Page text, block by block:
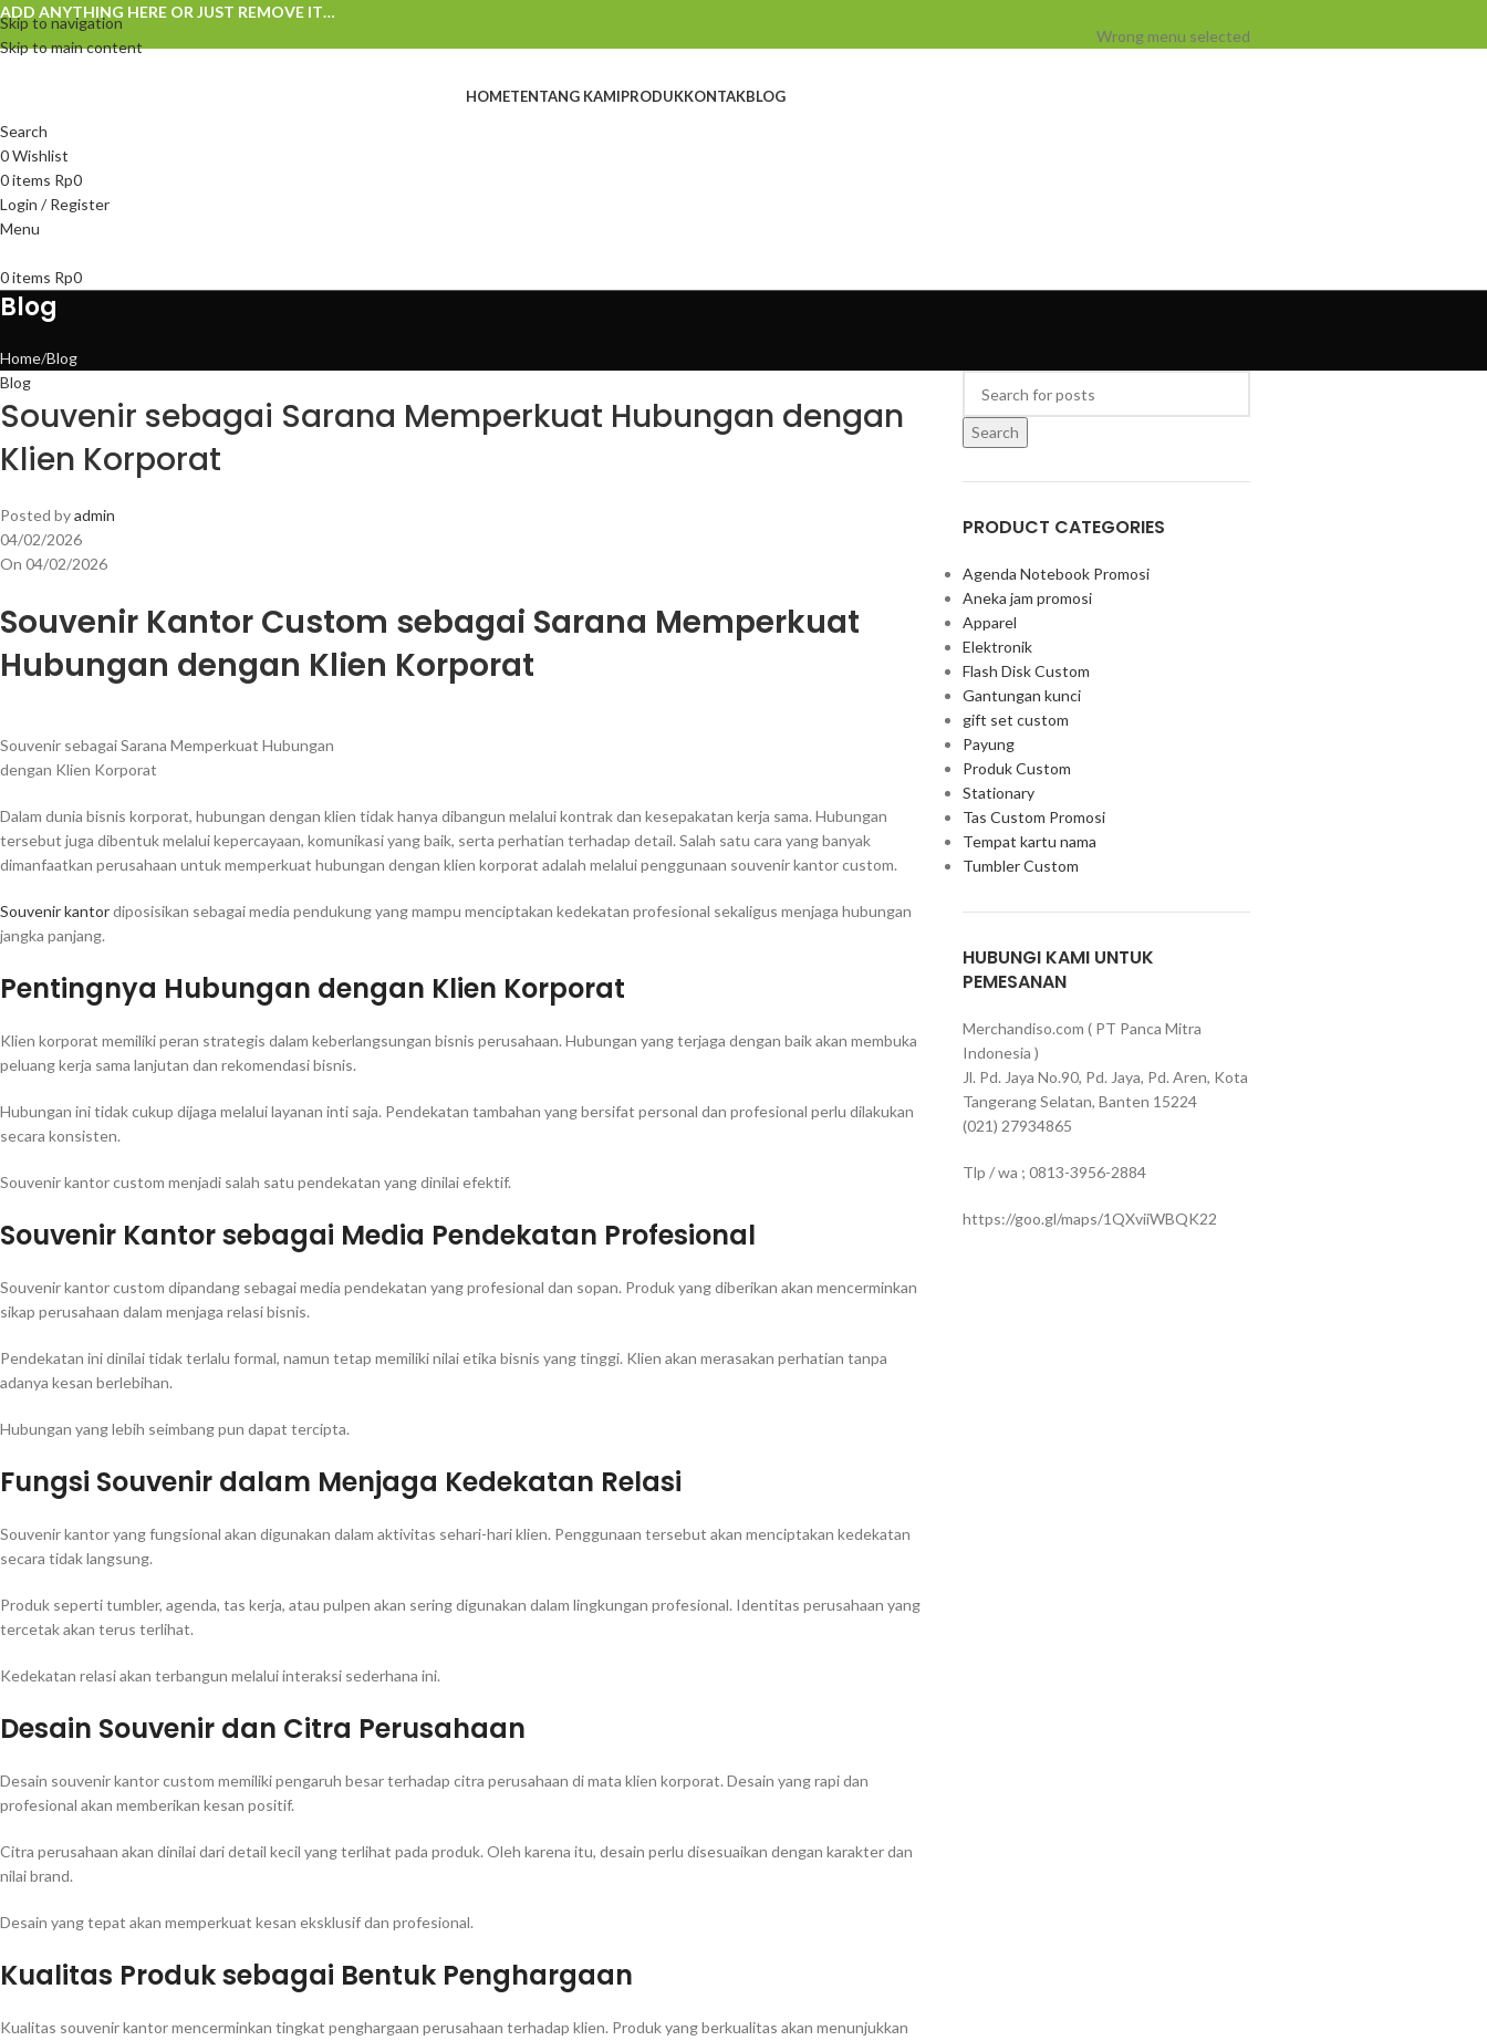
Skip to navigation
Skip to main content
ADD ANYTHING HERE OR JUST REMOVE IT…
Wrong menu selected
HOMETENTANG KAMIPRODUKKONTAKBLOG
Search
0Wishlist
0items Rp0
Login / Register
Menu
0items Rp0
Blog
Home Blog
Blog
Souvenir sebagai Sarana Memperkuat Hubungan dengan
Klien Korporat
Posted byadmin
04/02/2026
On 04/02/2026
Souvenir Kantor Custom sebagai Sarana Memperkuat
Hubungan dengan Klien Korporat
Souvenir sebagai Sarana Memperkuat Hubungan
dengan Klien Korporat
Dalam dunia bisnis korporat, hubungan dengan klien tidak hanya dibangun melalui kontrak dan kesepakatan kerja sama. Hubungan
tersebut juga dibentuk melalui kepercayaan, komunikasi yang baik, serta perhatian terhadap detail. Salah satu cara yang banyak
dimanfaatkan perusahaan untuk memperkuat hubungan dengan klien korporat adalah melalui penggunaan souvenir kantor custom.
Souvenir kantordiposisikan sebagai media pendukung yang mampu menciptakan kedekatan profesional sekaligus menjaga hubungan
jangka panjang.
Pentingnya Hubungan dengan Klien Korporat
Klien korporat memiliki peran strategis dalam keberlangsungan bisnis perusahaan. Hubungan yang terjaga dengan baik akan membuka
peluang kerja sama lanjutan dan rekomendasi bisnis.
Hubungan ini tidak cukup dijaga melalui layanan inti saja. Pendekatan tambahan yang bersifat personal dan profesional perlu dilakukan
secara konsisten.
Souvenir kantor custom menjadi salah satu pendekatan yang dinilai efektif.
Souvenir Kantor sebagai Media Pendekatan Profesional
Souvenir kantor custom dipandang sebagai media pendekatan yang profesional dan sopan. Produk yang diberikan akan mencerminkan
sikap perusahaan dalam menjaga relasi bisnis.
Pendekatan ini dinilai tidak terlalu formal, namun tetap memiliki nilai etika bisnis yang tinggi. Klien akan merasakan perhatian tanpa
adanya kesan berlebihan.
Hubungan yang lebih seimbang pun dapat tercipta.
Fungsi Souvenir dalam Menjaga Kedekatan Relasi
Souvenir kantor yang fungsional akan digunakan dalam aktivitas sehari-hari klien. Penggunaan tersebut akan menciptakan kedekatan
secara tidak langsung.
Produk seperti tumbler, agenda, tas kerja, atau pulpen akan sering digunakan dalam lingkungan profesional. Identitas perusahaan yang
tercetak akan terus terlihat.
Kedekatan relasi akan terbangun melalui interaksi sederhana ini.
Desain Souvenir dan Citra Perusahaan
Desain souvenir kantor custom memiliki pengaruh besar terhadap citra perusahaan di mata klien korporat. Desain yang rapi dan
profesional akan memberikan kesan positif.
Citra perusahaan akan dinilai dari detail kecil yang terlihat pada produk. Oleh karena itu, desain perlu disesuaikan dengan karakter dan
nilai brand.
Desain yang tepat akan memperkuat kesan eksklusif dan profesional.
Kualitas Produk sebagai Bentuk Penghargaan
Kualitas souvenir kantor mencerminkan tingkat penghargaan perusahaan terhadap klien. Produk yang berkualitas akan menunjukkan
Search
PRODUCT CATEGORIES
Agenda Notebook Promosi
Aneka jam promosi
Apparel
Elektronik
Flash Disk Custom
Gantungan kunci
gift set custom
Payung
Produk Custom
Stationary
Tas Custom Promosi
Tempat kartu nama
Tumbler Custom
HUBUNGI KAMI UNTUK
PEMESANAN
Merchandiso.com ( PT Panca Mitra
Indonesia )
Jl. Pd. Jaya No.90, Pd. Jaya, Pd. Aren, Kota
Tangerang Selatan, Banten 15224
(021) 27934865
Tlp / wa ; 0813-3956-2884
https://goo.gl/maps/1QXviiWBQK22